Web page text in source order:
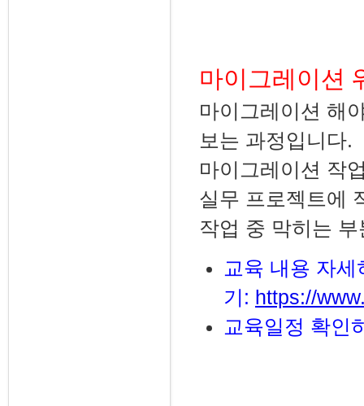
마이그레이션
마이그레이션 해
보는 과정입니다.
마이그레이션 작
실무 프로젝트에
작업 중 막히는
교육 내용 자세
기: https://
교육일정 확인